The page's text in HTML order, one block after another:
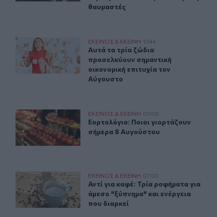
θαυμαστές
Αυτά τα τρία ζώδια προσελκύουν σημαντική
ΕΚΕΙΝΟΣ & ΕΚΕΙΝΗ 11:44
Αυτά τα τρία ζώδια προσελκύουν
Αυτά τα τρία ζώδια
προσελκύουν σημαντική
οικονομική επιτυχία τον
Αύγουστο
Εορτολόγιο: Ποιοι γιορτάζουν σήμερα 8 Αυγούστου
ΕΚΕΙΝΟΣ & ΕΚΕΙΝΗ 07:06
Εορτολόγιο: Ποιοι γιορτάζουν
Εορτολόγιο: Ποιοι γιορτάζουν
σήμερα 8 Αυγούστου
Αντί για καφέ: Τρία ροφήματα για άμεσο "ξύπνημα" και
ΕΚΕΙΝΟΣ & ΕΚΕΙΝΗ 07:00
Αντί για καφέ: Τρία ροφήματα για
Αντί για καφέ: Τρία ροφήματα για
άμεσο "ξύπνημα" και ενέργεια
που διαρκεί